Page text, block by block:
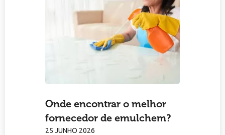
Onde encontrar o melhor
fornecedor de emulchem?
25 JUNHO 2026